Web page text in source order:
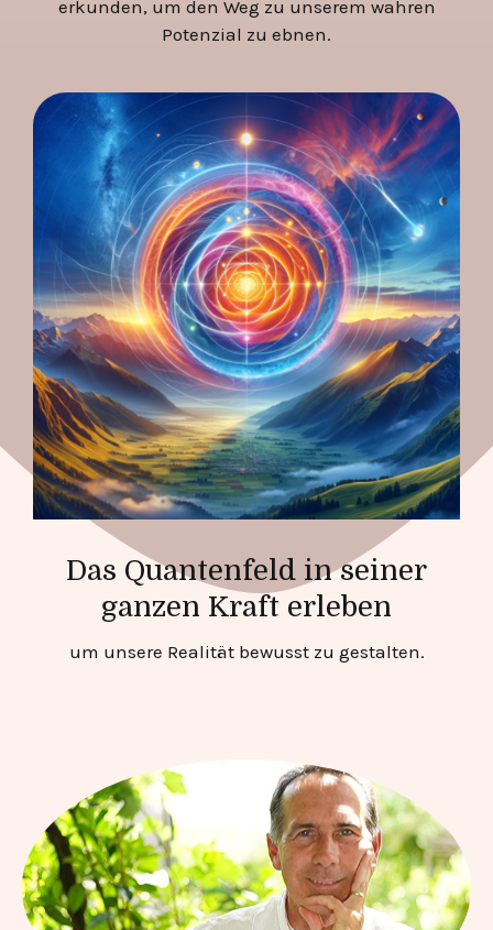
erkunden, um den Weg zu unserem wahren
Potenzial zu ebnen.
Das Quantenfeld in seiner
ganzen Kraft erleben
um unsere Realität bewusst zu gestalten.